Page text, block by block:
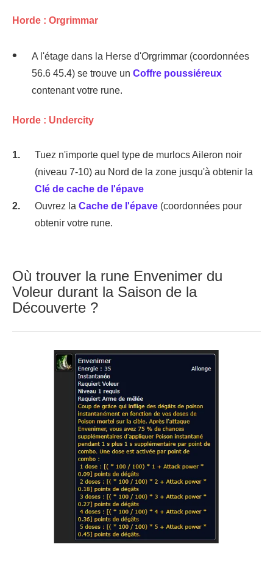
Horde : Orgrimmar
A l'étage dans la Herse d'Orgrimmar (coordonnées
56.6 45.4) se trouve un Coffre poussiéreux
contenant votre rune.
Horde : Undercity
Tuez n'importe quel type de murlocs Aileron noir
(niveau 7-10) au Nord de la zone jusqu'à obtenir la
Clé de cache de l'épave
Ouvrez la Cache de l'épave (coordonnées pour
obtenir votre rune.
Où trouver la rune Envenimer du
Voleur durant la Saison de la
Découverte ?